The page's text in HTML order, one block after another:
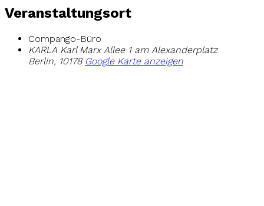
Veranstaltungsort
Compango-Büro
KARLA Karl Marx Allee 1 am Alexanderplatz
Berlin, 10178 Google Karte anzeigen